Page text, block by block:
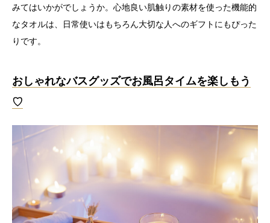
みてはいかがでしょうか。心地良い肌触りの素材を使った機能的
なタオルは、日常使いはもちろん大切な人へのギフトにもぴった
りです。
おしゃれなバスグッズでお風呂タイムを楽しもう
♡